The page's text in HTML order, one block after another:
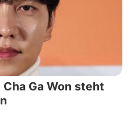
Ga Won steht